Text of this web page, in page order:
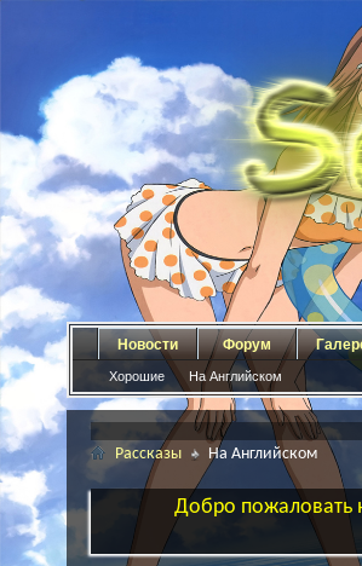
Новости Форум
Хорошие На Английском
Рассказы На Английском
Добро пожаловать